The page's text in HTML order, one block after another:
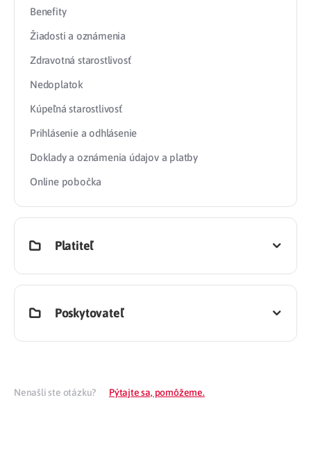
Benefity
Žiadosti a oznámenia
Zdravotná starostlivosť
Nedoplatok
Kúpeľná starostlivosť
Prihlásenie a odhlásenie
Doklady a oznámenia údajov a platby
Online pobočka
Platiteľ
Poskytovateľ
Nenašli ste otázku? Pýtajte sa, pomôžeme.